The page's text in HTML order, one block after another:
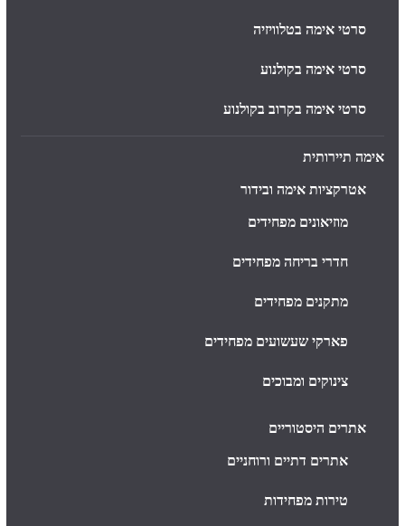
סרטי אימה בטלוויזיה
סרטי אימה בקולנוע
סרטי אימה בקרוב בקולנוע
אימה תיירותית
אטרקציות אימה ובידור
מוזיאונים מפחידים
חדרי בריחה מפחידים
מתקנים מפחידים
פארקי שעשועים מפחידים
צינוקים ומבוכים
אתרים היסטוריים
אתרים דתיים ורוחניים
טירות מפחידות